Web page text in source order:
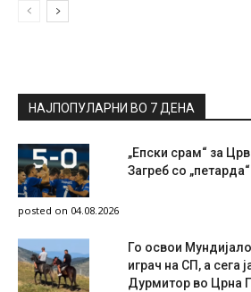
НАЈПОПУЛАРНИ ВО 7 ДЕНА
„Епски срам“ за
Загреб со
posted on 04.08.2026
Го освои
играч на СП, а сега
Дурмитор во Црна